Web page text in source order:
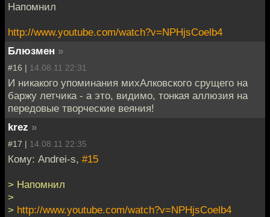
Напомнил
http://www.youtube.com/watch?v=NPHjsCoelb4
Блюзмен »
#16 | 14.08.11 22:31
И никакого упоминания михАлковского срущего на
баржу летчика - а это, видимо, тонкая аллюзия на
передовые творческие веяния!
krez »
#17 | 14.08.11 22:35
Кому: Andrei-s, #15
> Напомнил
>
> http://www.youtube.com/watch?v=NPHjsCoelb4